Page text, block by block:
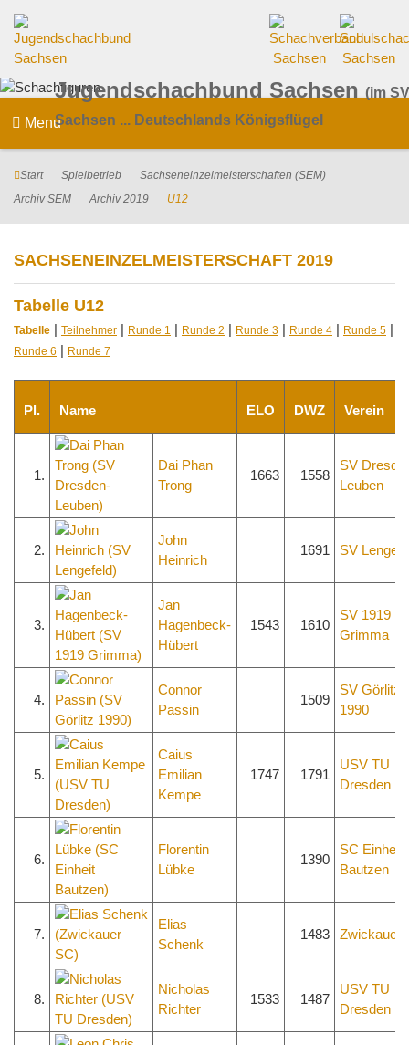
Jugendschachbund Sachsen (im
Sachsen ... Deutschlands Königsflügel
Menu
Start Spielbetrieb
Sachseneinzelmeisterschaften (SEM)
Archiv SEM
Archiv 2019 U12
SACHSENEINZELMEISTERSCHAFT 2019
Tabelle U12
Tabelle | Teilnehmer | Runde 1 | Runde 2 | Runde 3 | Runde 4 | Runde 5 |
Runde 6 | Runde 7
Pl. Name ELO DWZ Verein
1.
Dai Phan
Trong
1663 1558
SV
Leuben
2.
John
Heinrich
1691 SV
3.
Jan
Hagenbeck-
Hübert
1543 1610
SV 1919
Grimma
4.
Connor
Passin
1509
SV Görlitz
1990
5.
Caius
Emilian
Kempe
1747 1791
USV TU
Dresden
6.
Florentin
Lübke
1390
SC Einheit
Bautzen
7.
Elias
Schenk
1483 Zwickauer
8.
Nicholas
Richter
1533 1487
USV TU
Dresden